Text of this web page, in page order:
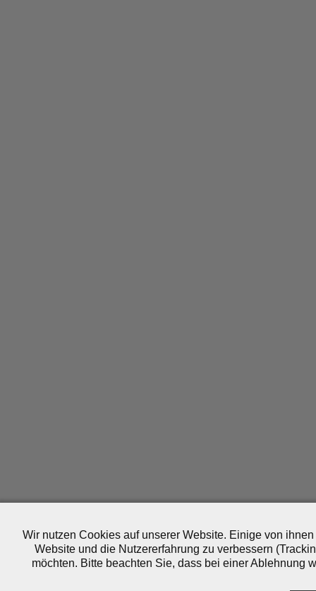
Wir nutzen Cookies auf unserer Website. Einige von
Website und die Nutzererfahrung zu verbessern
möchten. Bitte beachten Sie, dass bei einer Ablehnung